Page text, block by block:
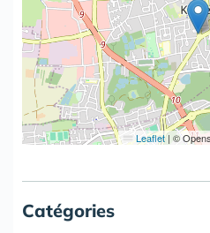
Leaflet | ©
Catégories